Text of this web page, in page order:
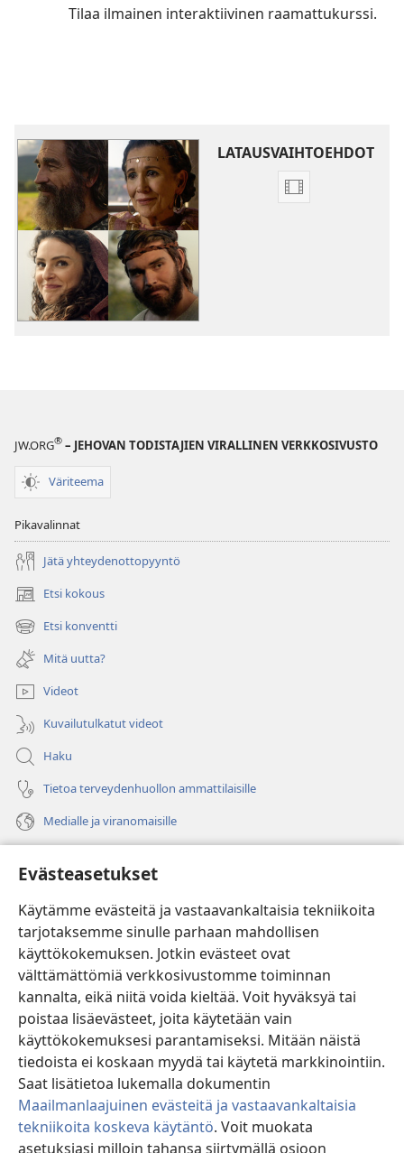
Evästeasetukset
Käytämme evästeitä ja vastaavankaltaisia tekniikoita
tarjotaksemme sinulle parhaan mahdollisen
käyttökokemuksen. Jotkin evästeet ovat
välttämättömiä verkkosivustomme toiminnan
kannalta, eikä niitä voida kieltää. Voit hyväksyä tai
poistaa lisäevästeet, joita käytetään vain
käyttökokemuksesi parantamiseksi. Mitään näistä
tiedoista ei koskaan myydä tai käytetä markkinointiin.
Saat lisätietoa lukemalla dokumentin
Maailmanlaajuinen evästeitä ja vastaavankaltaisia
tekniikoita koskeva käytäntö. Voit muokata
asetuksiasi milloin tahansa siirtymällä osioon
Tilaa ilmainen interaktiivinen raamattukurssi.
LATAUSVAIHTOEHDOT
Videoiden
JW.ORG® – JEHOVAN TODISTAJIEN VIRALLINEN VERKKOSIVUSTO
Väriteema
Pikavalinnat
Jätä yhteydenottopyyntö
Etsi kokous
(avaa
uuden
ikkunan)
Etsi konventti
(avaa
uuden
ikkunan)
Mitä uutta?
Videot
Kuvailutulkatut videot
Haku
Tietoa terveydenhuollon ammattilaisille
Medialle ja viranomaisille
(avaa
uuden
ikkunan)Vartiotornin VERKKOKIRJASTO
(avaa
uuden
ikkunan)JW Hub
(avaa
uuden
ikkunan)
®
Watchtower Library